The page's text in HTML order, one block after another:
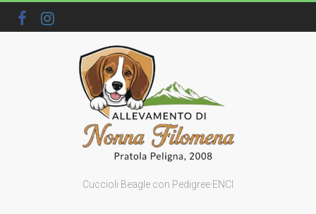
Cuccioli Beagle con Pedigree ENCI